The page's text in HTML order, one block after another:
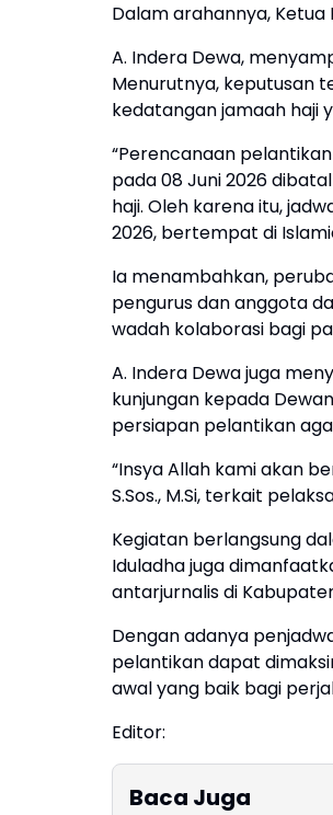
Dalam arahannya, Ketua
A. Indera Dewa,
Menurutnya, keputusan
kedatangan jamaah haji
“Perencanaan
pada 08 Juni 2026
haji. Oleh karena itu,
2026, bertempat di
Ia menambahkan,
pengurus dan anggota
wadah kolaborasi bagi
A. Indera Dewa juga
kunjungan kepada
persiapan pelantikan
“Insya Allah kami akan
S.Sos., M.Si, terkait
Kegiatan berlangsung
Iduladha juga
antarjurnalis di
Dengan adanya
pelantikan dapat
awal yang baik bagi
Editor:
Baca Juga